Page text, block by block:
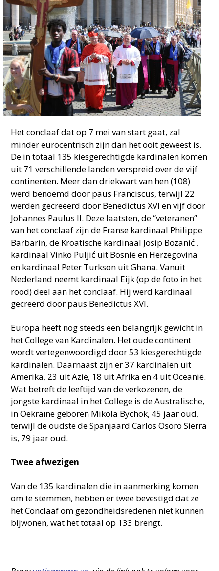
Het conclaaf dat op 7 mei van start gaat, zal
minder eurocentrisch zijn dan het ooit geweest is.
De in totaal 135 kiesgerechtigde kardinalen komen
uit 71 verschillende landen verspreid over de vijf
continenten. Meer dan driekwart van hen (108)
werd benoemd door paus Franciscus, terwijl 22
werden gecreëerd door Benedictus XVI en vijf door
Johannes Paulus II. Deze laatsten, de “veteranen”
van het conclaaf zijn de Franse kardinaal Philippe
Barbarin, de Kroatische kardinaal Josip Bozanić ,
kardinaal Vinko Puljić uit Bosnië en Herzegovina
en kardinaal Peter Turkson uit Ghana. Vanuit
Nederland neemt kardinaal Eijk (op de foto in het
rood) deel aan het conclaaf. Hij werd kardinaal
gecreerd door paus Benedictus XVI.
Europa heeft nog steeds een belangrijk gewicht in
het College van Kardinalen. Het oude continent
wordt vertegenwoordigd door 53 kiesgerechtigde
kardinalen. Daarnaast zijn er 37 kardinalen uit
Amerika, 23 uit Azië, 18 uit Afrika en 4 uit Oceanië.
Wat betreft de leeftijd van de verkozenen, de
jongste kardinaal in het College is de Australische,
in Oekraïne geboren Mikola Bychok, 45 jaar oud,
terwijl de oudste de Spanjaard Carlos Osoro Sierra
is, 79 jaar oud.
Twee afwezigen
Van de 135 kardinalen die in aanmerking komen
om te stemmen, hebben er twee bevestigd dat ze
het Conclaaf om gezondheidsredenen niet kunnen
bijwonen, wat het totaal op 133 brengt.